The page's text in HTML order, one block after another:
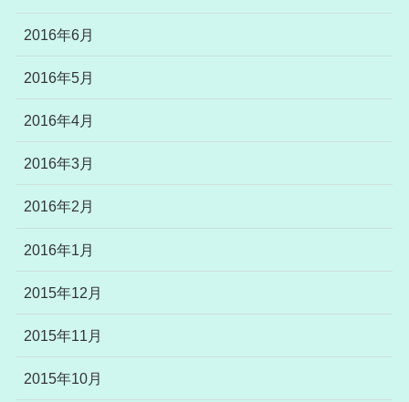
2016年6月
2016年5月
2016年4月
2016年3月
2016年2月
2016年1月
2015年12月
2015年11月
2015年10月